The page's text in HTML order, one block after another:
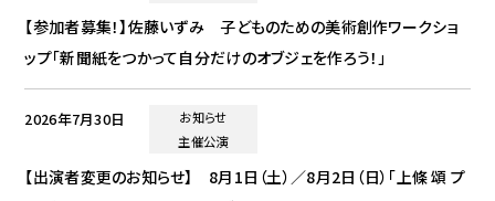
【参加者募集！】佐藤いずみ 子どものための美術創作ワークショ
ップ「新聞紙をつかって自分だけのオブジェを作ろう！」
2026年7月30日
お知らせ
主催公演
【出演者変更のお知らせ】 8月1日（土）／8月2日（日）「上條 頌 プ